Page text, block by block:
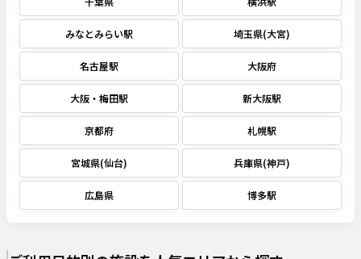
みなとみらい駅 埼玉県(大宮)
名古屋駅 大阪府
大阪・梅田駅 新大阪駅
京都府 札幌駅
宮城県(仙台) 兵庫県(神戸)
広島県 博多駅